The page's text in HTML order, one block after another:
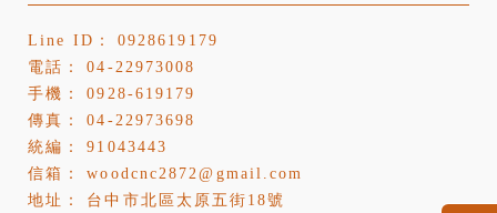
0928619179
04-22973008
0928-619179
04-22973698
91043443
woodcnc2872@gmail.com
台中市北區太原五街18號